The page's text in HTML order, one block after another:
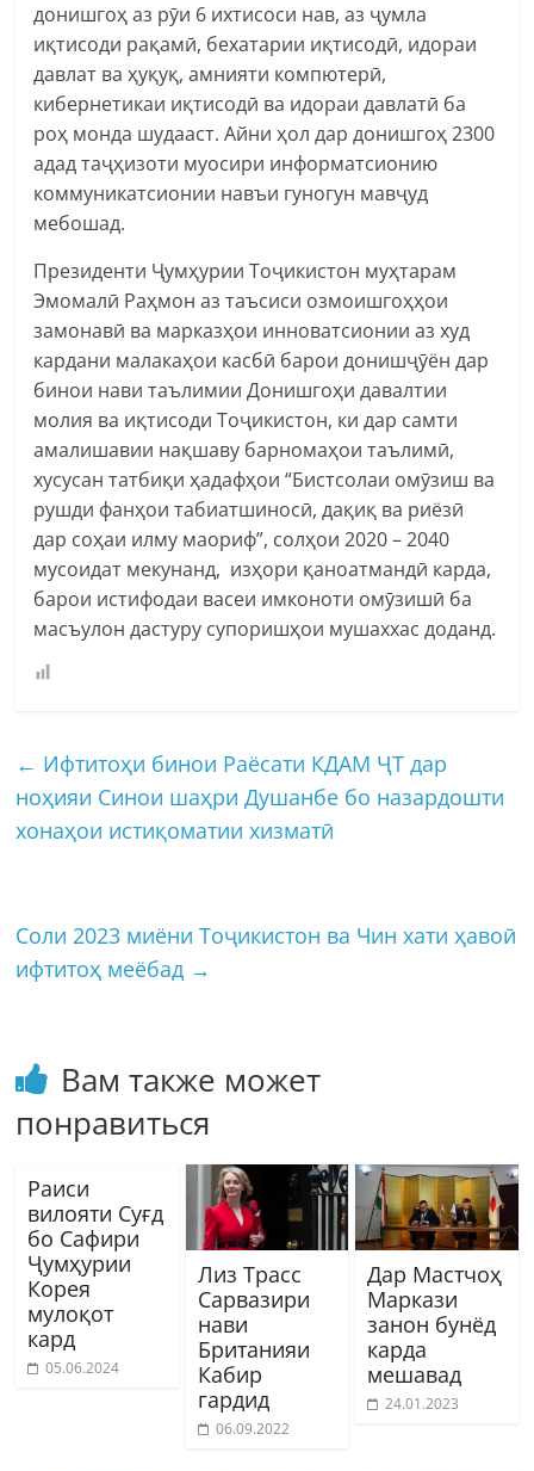
донишгоҳ аз рӯи 6 ихтисоси нав, аз ҷумла
иқтисоди рақамӣ, бехатарии иқтисодӣ, идораи
давлат ва ҳуқуқ, амнияти компютерӣ,
кибернетикаи иқтисодӣ ва идораи давлатӣ ба
роҳ монда шудааст. Айни ҳол дар донишгоҳ 2300
адад таҷҳизоти муосири информатсионию
коммуникатсионии навъи гуногун мавҷуд
мебошад.
Президенти Ҷумҳурии Тоҷикистон муҳтарам
Эмомалӣ Раҳмон аз таъсиси озмоишгоҳҳои
замонавӣ ва марказҳои инноватсионии аз худ
кардани малакаҳои касбӣ барои донишҷӯён дар
бинои нави таълимии Донишгоҳи давалтии
молия ва иқтисоди Тоҷикистон, ки дар самти
амалишавии нақшаву барномаҳои таълимӣ,
хусусан татбиқи ҳадафҳои “Бистсолаи омӯзиш ва
рушди фанҳои табиатшиносӣ, дақиқ ва риёзӣ
дар соҳаи илму маориф”, солҳои 2020 – 2040
мусоидат мекунанд, изҳори қаноатмандӣ карда,
барои истифодаи васеи имконоти омӯзишӣ ба
масъулон дастуру супоришҳои мушаххас доданд.
← Ифтитоҳи бинои Раёсати КДАМ ҶТ дар
ноҳияи Синои шаҳри Душанбе бо назардошти
хонаҳои истиқоматии хизматӣ
Соли 2023 миёни Тоҷикистон ва Чин хати ҳавоӣ
ифтитоҳ меёбад →
Вам также может
понравиться
Раиси
вилояти Суғд
бо Сафири
Ҷумҳурии
Корея
мулоқот
кард
05.06.2024
Лиз Трасс
Сарвазири
нави
Британияи
Кабир
гардид
06.09.2022
Дар Мастчоҳ
Маркази
занон бунёд
карда
мешавад
24.01.2023